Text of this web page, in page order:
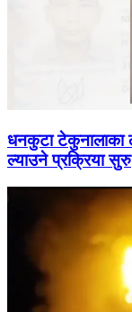
धनकुटा टेकुनालाका
ल्याउने प्रक्रिया सुरु